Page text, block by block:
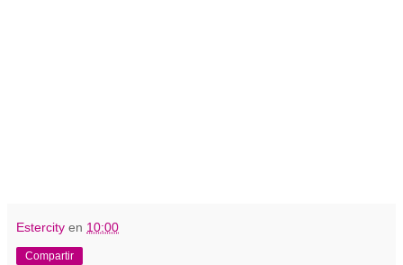
Estercity en 10:00
Compartir